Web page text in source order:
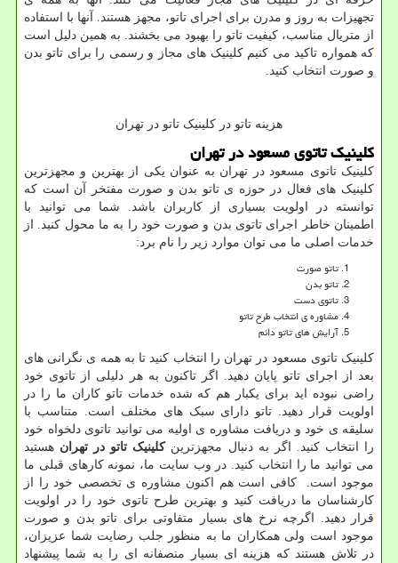
تجهیزات به روز و مدرن برای اجرای تاتو، مجهز هستند. آنها با استفاده
از متریال مناسب، کیفیت تاتو را بهبود می بخشند. به همین دلیل است
که همواره تاکید می کنیم کلینیک های مجاز و رسمی را برای تاتو بدن
و صورت انتخاب کنید.
هزینه تاتو در کلینیک تاتو در تهران
کلینیک تاتوی مسعود در تهران
کلینیک تاتوی مسعود در تهران به عنوان یکی از بهترین و مجهزترین
کلینیک های فعال در حوزه ی تاتو بدن و صورت مفتخر آن است که
توانسته در اولویت بسیاری از کاربران باشد. شما می توانید با
اطمینان خاطر اجرای تاتوی بدن و صورت خود را به ما محول کنید. از
خدمات اصلی ما می توان موارد زیر را نام برد:
تاتو صورت
تاتو بدن
تاتوی دست
مشاوره ی انتخاب طرح تاتو
آرایش های تاتو دائم
کلینیک تاتوی مسعود در تهران را انتخاب کنید تا به همه ی نگرانی های
بعد از اجرای تاتو پایان دهید. اگر تاکنون به هر دلیلی از تاتوی خود
راضی نبوده اید برای یکبار هم که شده خدمات تاتو کاران ما را در
اولویت قرار دهید. تاتو دارای سبک های مختلف است. متناسب با
سلیقه ی خود و دریافت مشاوره ی اولیه می توانید تاتوی دلخواه خود
را انتخاب کنید. اگر به دنبال مجهزترینکلینیک تاتو در تهران هستید
می توانید ما را انتخاب کنید. در وب سایت ما، نمونه کارهای قبلی ما
موجود است. کافی است هم اکنون مشاوره ی تخصصی خود را از
کارشناسان ما دریافت کنید و بهترین طرح تاتوی خود را در اولویت
قرار دهید. اگرچه نرخ های بسیار متفاوتی برای تاتو بدن و صورت
موجود است ولی همکاران ما به منظور جلب رضایت شما عزیزان،
در تلاش هستند که هزینه ای بسیار منصفانه ای را به شما پیشنهاد